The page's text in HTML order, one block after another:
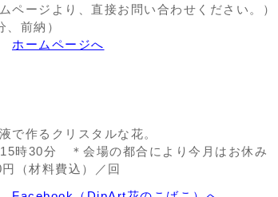
ページより、直接お問い合わせください。）
前納）
ホームページへ
で作るクリスタルな花。
時30分 ＊会場の都合により今月はお休み
（材料費込）／回